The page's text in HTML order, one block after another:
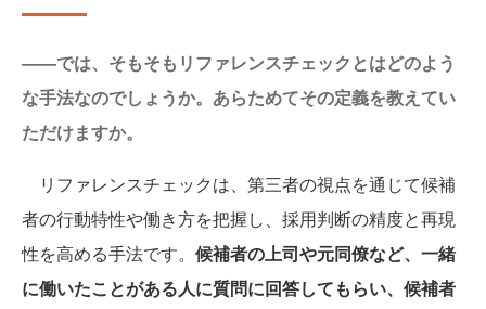
——では、そもそもリファレンスチェックとはどのよう
な手法なのでしょうか。あらためてその定義を教えてい
ただけますか。
リファレンスチェックは、第三者の視点を通じて候補
者の行動特性や働き方を把握し、採用判断の精度と再現
性を高める手法です。 候補者の上司や元同僚など、一緒
に働いたことがある人に質問に回答してもらい、候補者